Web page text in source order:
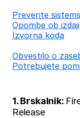
Preverite
Opombe ob izdaji
Izvorna koda
Obvestilo o
Potrebujete
1. Brskalnik:
Release